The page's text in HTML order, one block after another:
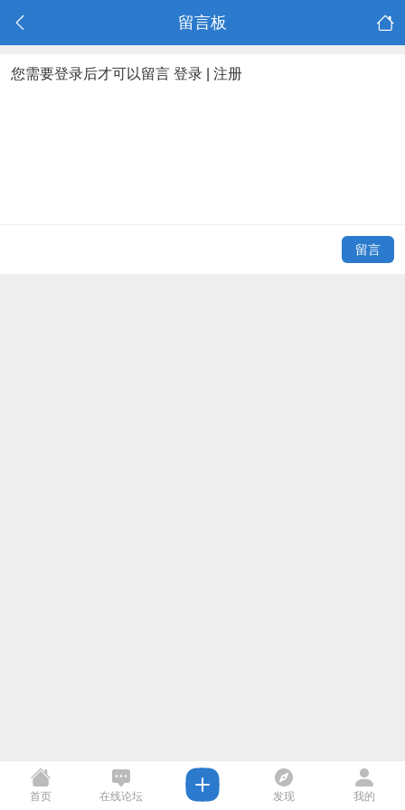
留言板
您需要登录后才可以留言 登录 注册
留言
首页 在线论坛 发现 我的